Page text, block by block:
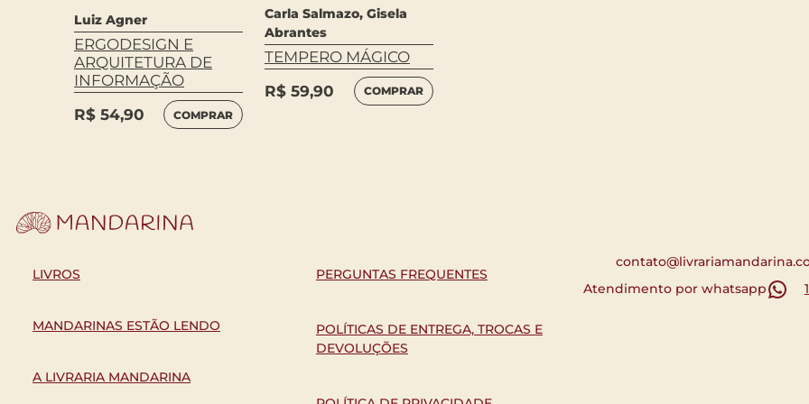
Luiz Agner
ERGODESIGN E
ARQUITETURA DE
INFORMAÇÃO
R$ 54,90 COMPRAR
Carla Salmazo, Gisela
Abrantes
TEMPERO MÁGICO
R$ 59,90 COMPRAR
LIVROS
MANDARINAS ESTÃO LENDO
A LIVRARIA MANDARINA
PERGUNTAS FREQUENTES
POLÍTICAS DE ENTREGA, TROCAS E
DEVOLUÇÕES
Atendimento por whatsapp